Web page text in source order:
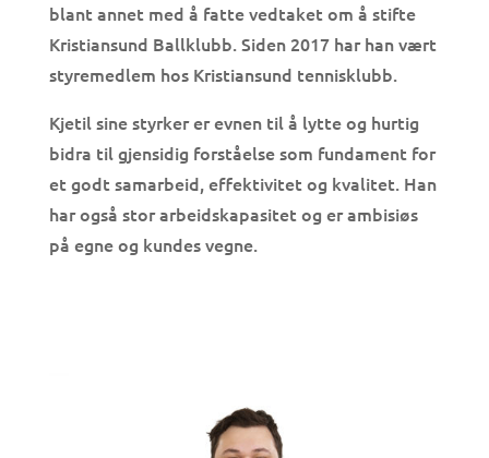
blant annet med å fatte vedtaket om å stifte
Kristiansund Ballklubb. Siden 2017 har han vært
styremedlem hos Kristiansund tennisklubb.
Kjetil sine styrker er evnen til å lytte og hurtig
bidra til gjensidig forståelse som fundament for
et godt samarbeid, effektivitet og kvalitet. Han
har også stor arbeidskapasitet og er ambisiøs
på egne og kundes vegne.